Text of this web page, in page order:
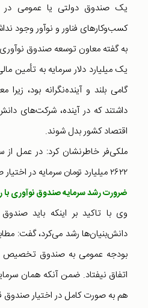
یک صندوق دولتی یا عمومی در
کسب‌وکارهای فناور و نوآور وجود
به گفته معاون توسعه صندوق
یک میلیارد دلار سرمایه به تأمین
گامی بلند و آینده‌نگرانه بود، زیرا
داشتند که در آینده، شرکت‌های
اقتصاد کشور بدل شوند.
۲۶۲۲ میلیارد تومان سرمایه در اختیار صندوق نوآوری قرار گرفت.
ضرورت رشد سرمایه صندوق نوآوری با
وی با تاکید بر اینکه باید
دانش‌بنیان‌ها رشد می‌کرد، گفت:
بودجه عمومی به صندوق تخصیص
هم به صورت کامل در اختیار صندوق